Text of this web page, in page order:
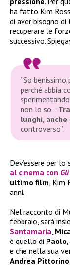
ha fatto Kim
di aver bisogno di
recuperare le
successivo.
“So
perché abbia
non lo so…
lunghi, anche
controverso”.
Dev’essere per
al cinema con
ultimo film ,
anni.
Nel racconto di
febbraio, sarà
Santamaria
è quello di Paolo
e che nella sua
Andrea Pittorino.